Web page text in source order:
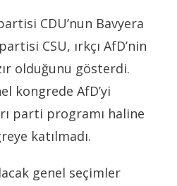
CDU’nun Bavyera
CSU, ırkçı AfD’nin
olduğunu gösterdi.
kongrede AfD’yi
parti programı haline
katılmadı.
genel seçimler